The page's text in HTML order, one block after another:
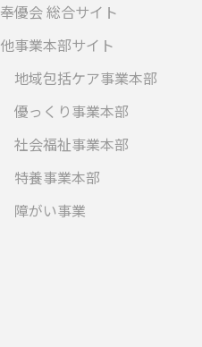
奉優会 総合サイト
他事業本部サイト
地域包括ケア事業本部
優っくり事業本部
社会福祉事業本部
特養事業本部
障がい事業